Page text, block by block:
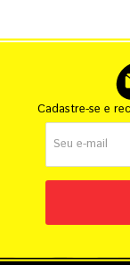
Cadastre-se e